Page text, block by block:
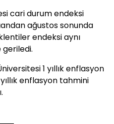
cari durum endeksi
ağustos sonunda
endeksi aynı
1 yıllık enflasyon
enflasyon tahmini